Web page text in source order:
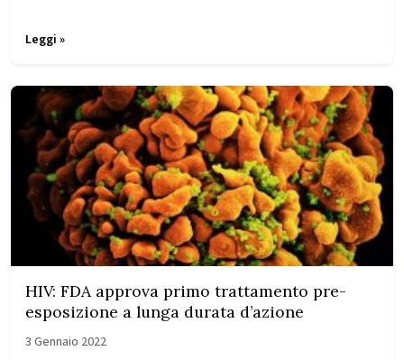
Leggi »
HIV: FDA approva primo trattamento pre-
esposizione a lunga durata d’azione
3 Gennaio 2022